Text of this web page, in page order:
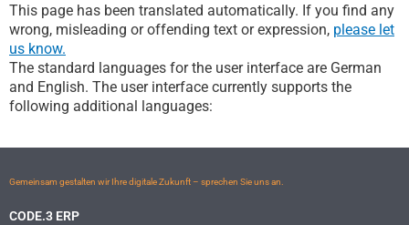
This page has been translated automatically. If you find any
wrong, misleading or offending text or expression, please let
us know.
The standard languages for the user interface are German
and English. The user interface currently supports the
following additional languages:
Gemeinsam gestalten wir Ihre digitale Zukunft – sprechen Sie uns an.
CODE.3 ERP